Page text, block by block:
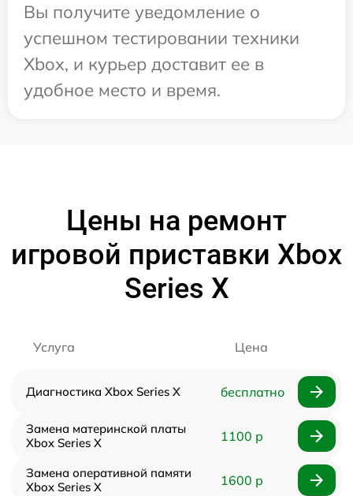
Вы получите уведомление о
успешном тестировании техники
Xbox, и курьер доставит ее в
удобное место и время.
Цены на ремонт
игровой приставки Xbox
Series X
Услуга Цена
Диагностика Xbox Series X бесплатно
Замена материнской платы
Xbox Series X
1100 р
Замена оперативной памяти
Xbox Series X
1600 р